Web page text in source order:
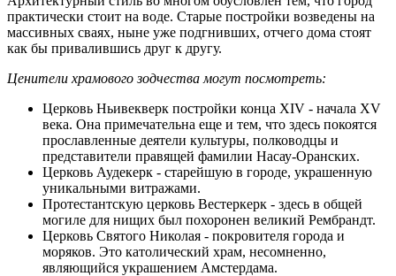
практически стоит на воде. Старые постройки возведены на
массивных сваях, ныне уже подгнивших, отчего дома стоят
как бы привалившись друг к другу.
Ценители храмового зодчества могут посмотреть:
Церковь Ньивекверк постройки конца XIV - начала XV
века. Она примечательна еще и тем, что здесь покоятся
прославленные деятели культуры, полководцы и
представители правящей фамилии Насау-Оранских.
Церковь Аудекерк - старейшую в городе, украшенную
уникальными витражами.
Протестантскую церковь Вестеркерк - здесь в общей
могиле для нищих был похоронен великий Рембрандт.
Церковь Святого Николая - покровителя города и
моряков. Это католический храм, несомненно,
являющийся украшением Амстердама.